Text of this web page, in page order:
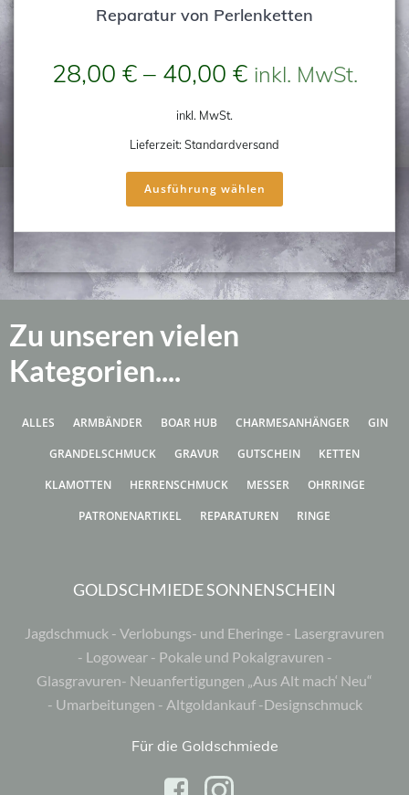
Reparatur von Perlenketten
28,00 €– 40,00 € inkl. MwSt.
inkl. MwSt.
Lieferzeit:Standardversand
Ausführung wählen
Dieses
weist
mehrere
Varianten
auf.
Die
werden
Zu unseren vielen
Kategorien....
ALLES ARMBÄNDER BOAR HUB CHARMESANHÄNGER
GIN
GRANDELSCHMUCK
GRAVUR GUTSCHEIN
KETTEN
KLAMOTTEN
HERRENSCHMUCK MESSER
OHRRINGE
PATRONENARTIKEL
REPARATUREN RINGE
GOLDSCHMIEDE SONNENSCHEIN
Jagdschmuck - Verlobungs- und Eheringe - Lasergravuren
- Logowear - Pokale und Pokalgravuren -
Glasgravuren- Neuanfertigungen „Aus Alt mach‘ Neu“
- Umarbeitungen - Altgoldankauf -Designschmuck
Für die Goldschmiede